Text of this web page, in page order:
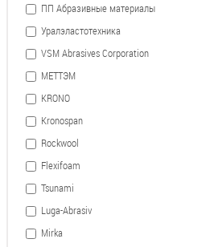
ПП Абразивные материалы
Уралэластотехника
VSM Abrasives Corporation
МЕТТЭМ
KRONO
Kronospan
Rockwool
Flexifoam
Tsunami
Luga-Abrasiv
Mirka